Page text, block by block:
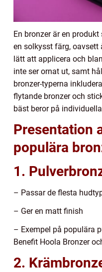
En bronzer är en
en solkysst färg, oavsett
lätt att applicera och
inte ser ornat ut, samt
bronzer-typerna
flytande bronzer och
bäst beror på
Presentation
populära
1.
– Passar de flesta
– Ger en matt finish
– Exempel på populära
Benefit Hoola Bronzer
2.